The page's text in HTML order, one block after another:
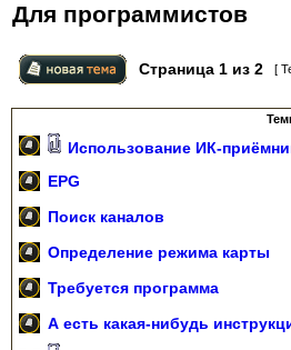
Для программистов
Страница 1 из 2 [
Использование ИК-
EPG
Поиск каналов
Определение режима карты
Требуется программа
А есть какая-нибудь